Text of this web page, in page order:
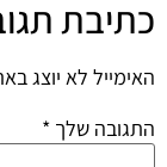
כתיבת
האימייל לא יוצג
התגובה שלך *